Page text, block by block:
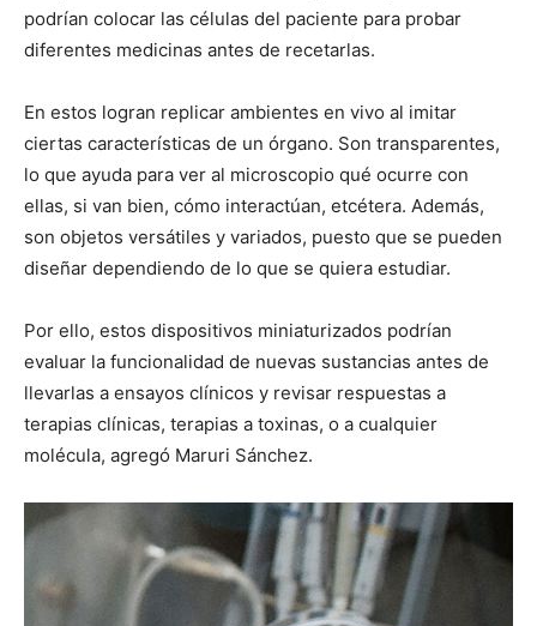
podrían colocar las células del paciente para probar
diferentes medicinas antes de recetarlas.
En estos logran replicar ambientes en vivo al imitar
ciertas características de un órgano. Son transparentes,
lo que ayuda para ver al microscopio qué ocurre con
ellas, si van bien, cómo interactúan, etcétera. Además,
son objetos versátiles y variados, puesto que se pueden
diseñar dependiendo de lo que se quiera estudiar.
Por ello, estos dispositivos miniaturizados podrían
evaluar la funcionalidad de nuevas sustancias antes de
llevarlas a ensayos clínicos y revisar respuestas a
terapias clínicas, terapias a toxinas, o a cualquier
molécula, agregó Maruri Sánchez.